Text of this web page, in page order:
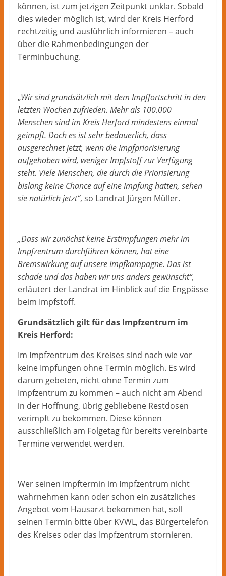
können, ist zum jetzigen Zeitpunkt unklar. Sobald
dies wieder möglich ist, wird der Kreis Herford
rechtzeitig und ausführlich informieren – auch
über die Rahmenbedingungen der
Terminbuchung.
„Wir sind grundsätzlich mit dem Impffortschritt in den
letzten Wochen zufrieden. Mehr als 100.000
Menschen sind im Kreis Herford mindestens einmal
geimpft. Doch es ist sehr bedauerlich, dass
ausgerechnet jetzt, wenn die Impfpriorisierung
aufgehoben wird, weniger Impfstoff zur Verfügung
steht. Viele Menschen, die durch die Priorisierung
bislang keine Chance auf eine Impfung hatten, sehen
sie natürlich jetzt“, so Landrat Jürgen Müller.
„Dass wir zunächst keine Erstimpfungen mehr im
Impfzentrum durchführen können, hat eine
Bremswirkung auf unsere Impfkampagne. Das ist
schade und das haben wir uns anders gewünscht“,
erläutert der Landrat im Hinblick auf die Engpässe
beim Impfstoff.
Grundsätzlich gilt für das Impfzentrum im
Kreis Herford:
Im Impfzentrum des Kreises sind nach wie vor
keine Impfungen ohne Termin möglich. Es wird
darum gebeten, nicht ohne Termin zum
Impfzentrum zu kommen – auch nicht am Abend
in der Hoffnung, übrig gebliebene Restdosen
verimpft zu bekommen. Diese können
ausschließlich am Folgetag für bereits vereinbarte
Termine verwendet werden.
Wer seinen Impftermin im Impfzentrum nicht
wahrnehmen kann oder schon ein zusätzliches
Angebot vom Hausarzt bekommen hat, soll
seinen Termin bitte über KVWL, das Bürgertelefon
des Kreises oder das Impfzentrum stornieren.